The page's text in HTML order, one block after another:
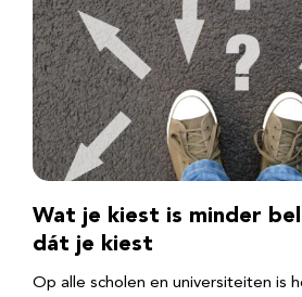
Wat je kiest is minder
dát je kiest
Op alle scholen en universiteiten is